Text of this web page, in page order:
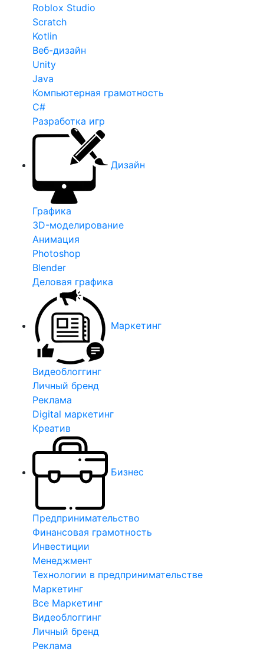
Roblox Studio
Scratch
Kotlin
Веб-дизайн
Unity
Java
Компьютерная грамотность
C#
Разработка игр
Дизайн
Графика
3D-моделирование
Анимация
Photoshop
Blender
Деловая графика
Маркетинг
Видеоблоггинг
Личный бренд
Реклама
Digital маркетинг
Креатив
Бизнес
Предпринимательство
Финансовая грамотность
Инвестиции
Менеджмент
Технологии в предпринимательстве
Маркетинг
Все Маркетинг
Видеоблоггинг
Личный бренд
Реклама